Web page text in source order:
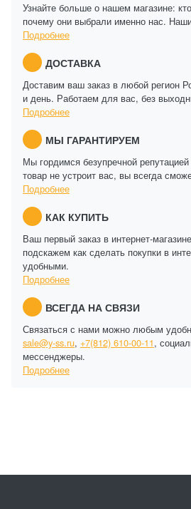
Узнайте больше о нашем магазине:
почему они выбрали именно нас.
Подробнее
ДОСТАВКА
Доставим ваш заказ в любой регион
и день. Работаем для вас, без
Подробнее
МЫ ГАРАНТИРУЕМ
Мы гордимся безупречной
товар не устроит вас, вы всегда
Подробнее
КАК КУПИТЬ
Ваш первый заказ в интернет-
подскажем как сделать покупки в
удобными.
Подробнее
ВСЕГДА НА СВЯЗИ
Связаться с нами можно любым
sale@y-ss.ru, +7(812) 610-00-11,
мессенджеры.
Подробнее